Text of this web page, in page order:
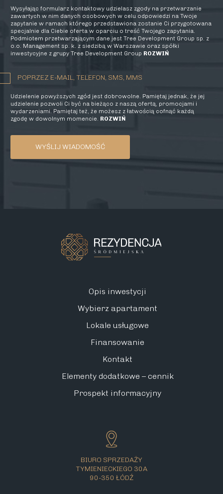
Wysyłając formularz kontaktowy udzielasz zgody na przetwarzanie
zawartych w nim danych osobowych w celu odpowiedzi na Twoje
zapytanie w ramach którego przedstawiona zostanie Ci przygotowana
specjalnie dla Ciebie oferta w oparciu o treść Twojego zapytania.
Podmiotem przetwarzającym dane jest Tree Development Group sp. z
o.o. Management sp. k. z siedzibą w Warszawie oraz spółki
inwestycyjne z grupy Tree Development Group ROZWIŃ
POPRZEZ E-MAIL, TELEFON, SMS, MMS
Udzielenie powyższych zgód jest dobrowolne. Pamiętaj jednak, że jej
udzielenie pozwoli Ci być na bieżąco z naszą ofertą, promocjami i
wydarzeniami. Pamiętaj też, że możesz z łatwością cofnąć każdą
zgodę w dowolnym momencie. ROZWIŃ
Opis inwestycji
Wybierz apartament
Lokale usługowe
Finansowanie
Kontakt
Elementy dodatkowe – cennik
Prospekt informacyjny
BIURO SPRZEDAŻY
TYMIENIECKIEGO 30A
90-350 ŁÓDŹ